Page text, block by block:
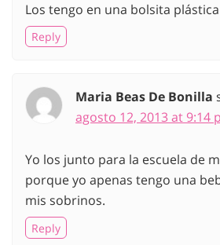
Los tengo en una bolsita
Reply
Maria Beas De Bonilla
agosto 12, 2013 at 9:14
Yo los junto para la escuela de
porque yo apenas tengo una
mis sobrinos.
Reply